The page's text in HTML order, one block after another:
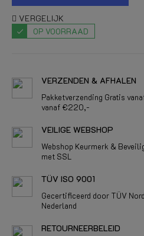
VERGELIJK
OP VOORRAAD
VERZENDEN & AFHALEN
Pakketverzending Gratis
vanaf €220,-
VEILIGE WEBSHOP
Webshop Keurmerk &
met SSL
TÜV ISO 9001
Gecertificeerd door TÜV Nord
Nederland
RETOURNEERBELEID